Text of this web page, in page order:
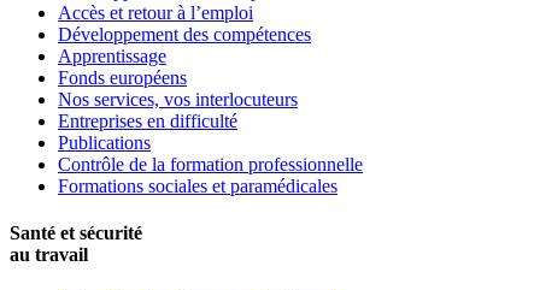
Accès et retour à l’emploi
Développement des compétences
Apprentissage
Fonds européens
Nos services, vos interlocuteurs
Entreprises en difficulté
Publications
Contrôle de la formation professionnelle
Formations sociales et paramédicales
Santé et sécurité
au travail